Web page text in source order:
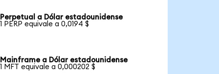
Perpetual a Dólar estadounidense
1 PERP equivale a 0,0194 $
Mainframe a Dólar estadounidense
1 MFT equivale a 0,000202 $